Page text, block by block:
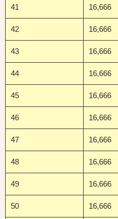
41 16,666
42 16,666
43 16,666
44 16,666
45 16,666
46 16,666
47 16,666
48 16,666
49 16,666
50 16,666